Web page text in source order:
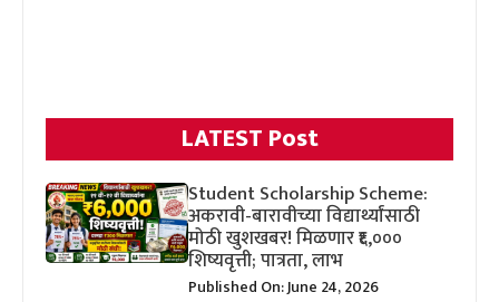
LATEST Post
Student Scholarship Scheme:
अकरावी-बारावीच्या विद्यार्थ्यांसाठी
मोठी खुशखबर! मिळणार ₹६,०००
शिष्यवृत्ती; पात्रता, लाभ
Published On: June 24, 2026